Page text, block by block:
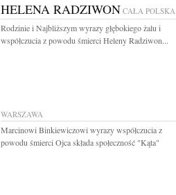
HELENA RADZIWON CAŁA POLSKA
Rodzinie i Najbliższym wyrazy głębokiego żalu i
współczucia z powodu śmierci Heleny Radziwon...
WARSZAWA
Marcinowi Binkiewiczowi wyrazy współczucia z
powodu śmierci Ojca składa społeczność "Kąta"